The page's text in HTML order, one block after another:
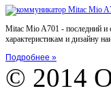
Mitac Mio A701 - последний
характеристикам и дизайну
Подробнее »
© 2014